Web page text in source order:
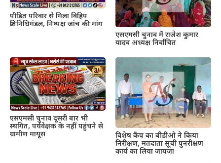
पीड़ित परिवार से मिला विहिप
प्रतिनिधिमंडल, निष्पक्ष जांच की मांग
एसएमसी चुनाव में राजेश कुमार
यादव अध्यक्ष निर्वाचित
एसएमसी चुनाव दूसरी बार भी
स्थगित, पर्यवेक्षक के नहीं पहुंचने से
ग्रामीण मायूस
विशेष कैंप का बीडीओ ने किया
निरीक्षण, मतदाता सूची पुनरीक्षण
कार्य का लिया जायजा